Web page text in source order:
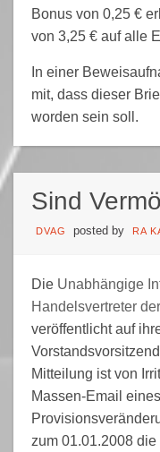
Bonus von 0,25 €
von 3,25 € auf alle
In einer
mit, dass dieser
worden sein soll.
Sind
DVAG posted by RA
DieUnabhängige
Handelsvertreter
veröffentlicht auf
Mitteilung ist von
Massen-Email
zum 01.01.2008